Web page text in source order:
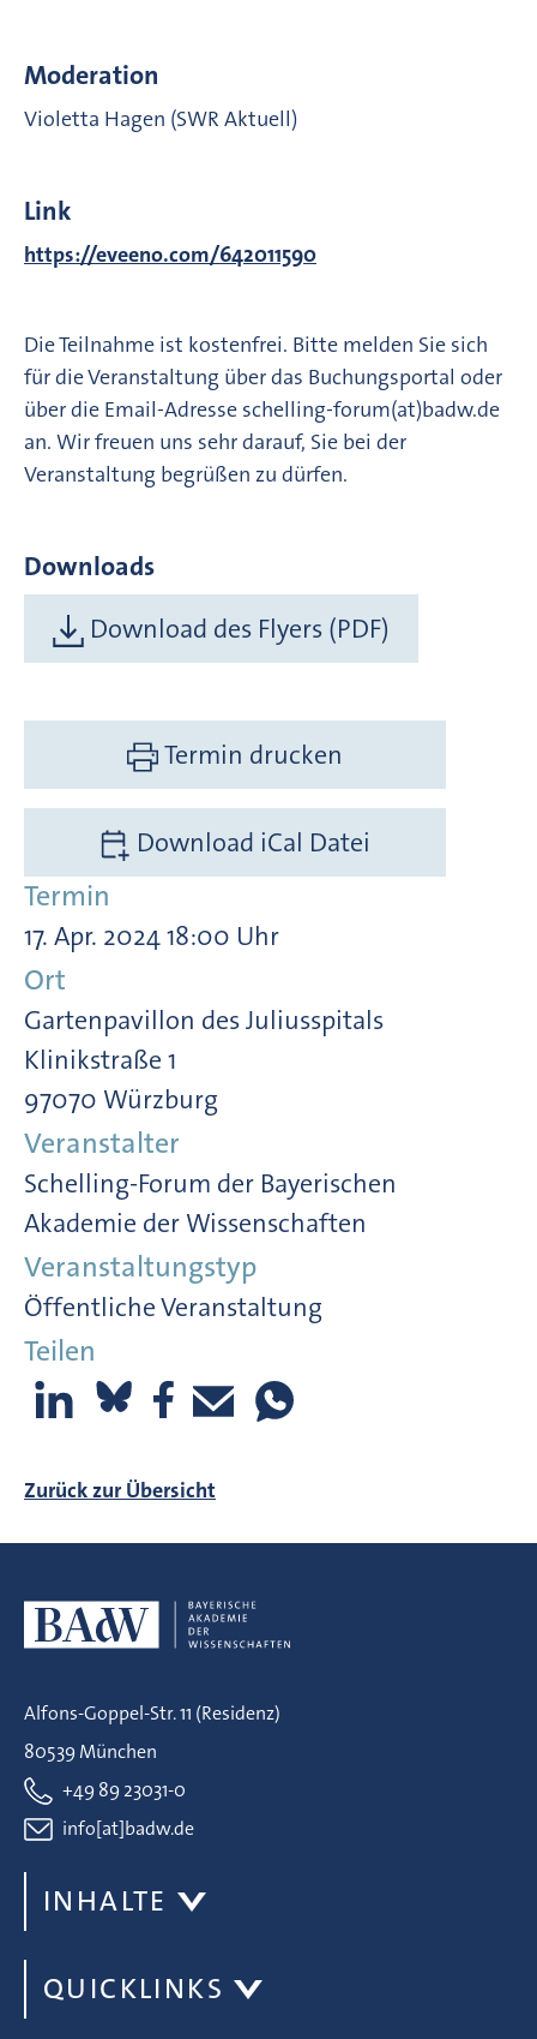
Moderation
Violetta Hagen (SWR Aktuell)
Link
https://eveeno.com/642011590
Die Teilnahme ist kostenfrei. Bitte melden Sie sich
für die Veranstaltung über das Buchungsportal oder
über die Email-Adresse schelling-forum(at)badw.de
an. Wir freuen uns sehr darauf, Sie bei der
Veranstaltung begrüßen zu dürfen.
Downloads
Download des Flyers (PDF)
Termin drucken
Download iCal Datei
Termin
17. Apr. 2024 18:00 Uhr
Ort
Gartenpavillon des Juliusspitals
Klinikstraße 1
97070 Würzburg
Veranstalter
Schelling-Forum der Bayerischen
Akademie der Wissenschaften
Veranstaltungstyp
Öffentliche Veranstaltung
Teilen
Zurück zur Übersicht
Alfons-Goppel-Str. 11 (Residenz)
80539 München
+49 89 23031-0
info[at]badw.de
INHALTE
QUICKLINKS